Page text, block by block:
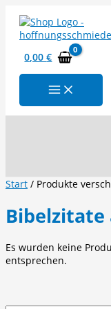
Inhalt
springen
0,00€
Start / Produkte
Bibelzitate
Es wurden keine
entsprechen.